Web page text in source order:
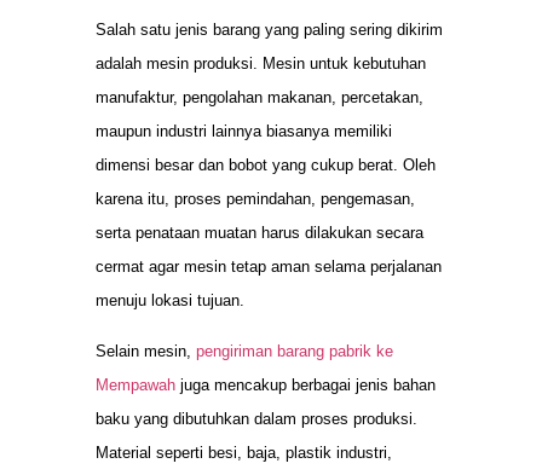
Salah satu jenis barang yang paling sering dikirim
adalah mesin produksi. Mesin untuk kebutuhan
manufaktur, pengolahan makanan, percetakan,
maupun industri lainnya biasanya memiliki
dimensi besar dan bobot yang cukup berat. Oleh
karena itu, proses pemindahan, pengemasan,
serta penataan muatan harus dilakukan secara
cermat agar mesin tetap aman selama perjalanan
menuju lokasi tujuan.
Selain mesin, pengiriman barang pabrik ke
Mempawah juga mencakup berbagai jenis bahan
baku yang dibutuhkan dalam proses produksi.
Material seperti besi, baja, plastik industri,